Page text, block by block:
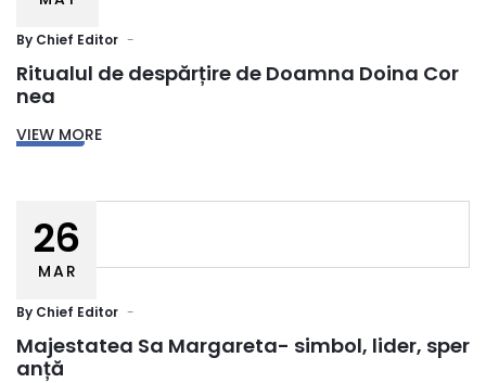
By Chief Editor
Ritualul de despărțire de Doamna Doina Cor
nea
VIEW MORE
26
MAR
By Chief Editor
Majestatea Sa Margareta- simbol, lider, sper
anță